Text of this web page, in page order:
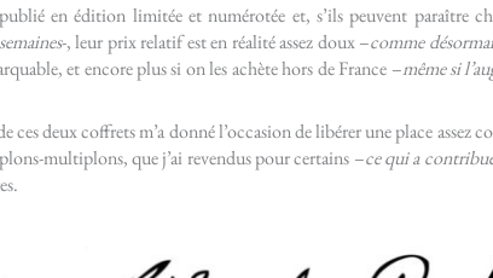
en édition limitée et numérotée et, s’ils peuvent paraître
-, leur prix relatif est en réalité assez doux –comme
et encore plus si on les achète hors de France –même si
deux coffrets m’a donné l’occasion de libérer une place assez
multiplons, que j’ai revendus pour certains –ce qui a